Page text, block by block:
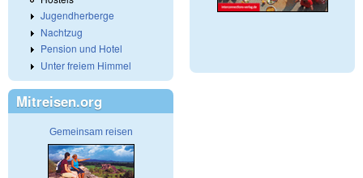
Jugendherberge
Nachtzug
Pension und Hotel
Unter freiem Himmel
Mitreisen.org
Gemeinsam reisen